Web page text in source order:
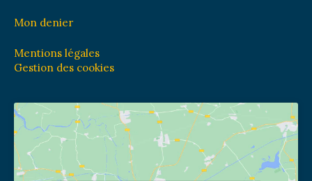
Mon denier
Mentions légales
Gestion des cookies